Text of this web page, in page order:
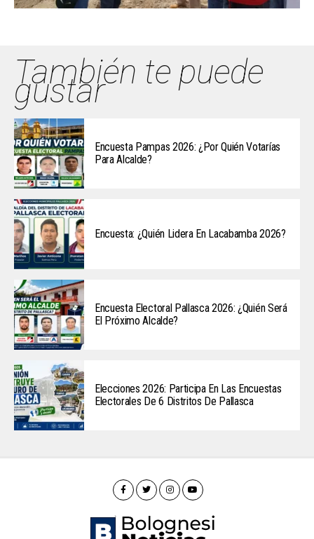
También te puede
gustar
Encuesta Pampas 2026: ¿Por Quién Votarías
Para Alcalde?
Encuesta: ¿Quién Lidera En Lacabamba 2026?
Encuesta Electoral Pallasca 2026: ¿Quién Será
El Próximo Alcalde?
Elecciones 2026: Participa En Las Encuestas
Electorales De 6 Distritos De Pallasca